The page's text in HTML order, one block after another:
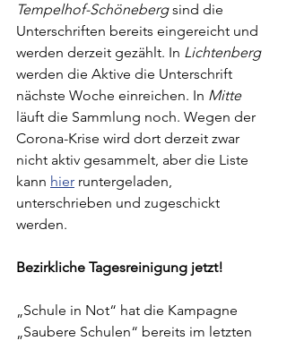
Tempelhof-Schöneberg sind die
Unterschriften bereits eingereicht und
werden derzeit gezählt. In Lichtenberg
werden die Aktive die Unterschrift
nächste Woche einreichen. In Mitte
läuft die Sammlung noch. Wegen der
Corona-Krise wird dort derzeit zwar
nicht aktiv gesammelt, aber die Liste
kann hier runtergeladen,
unterschrieben und zugeschickt
werden.
Bezirkliche Tagesreinigung jetzt!
„Schule in Not“ hat die Kampagne
„Saubere Schulen“ bereits im letzten